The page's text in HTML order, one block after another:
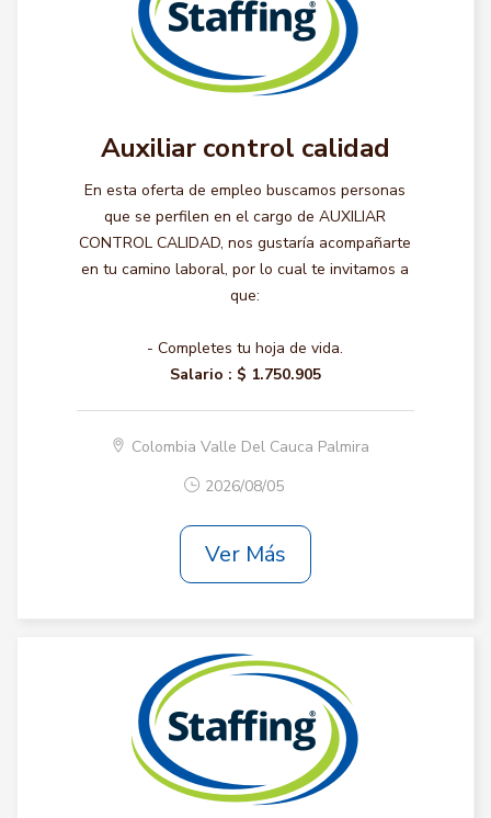
Auxiliar control calidad
En esta oferta de empleo buscamos personas
que se perfilen en el cargo de AUXILIAR
CONTROL CALIDAD, nos gustaría acompañarte
en tu camino laboral, por lo cual te invitamos a
que:
- Completes tu hoja de vida.
Salario : $ 1.750.905
Colombia Valle Del Cauca Palmira
2026/08/05
Ver Más